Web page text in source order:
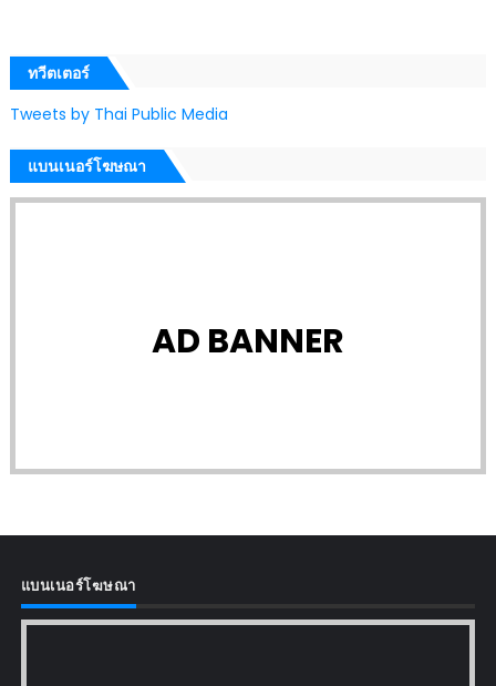
ทวีตเตอร์
Tweets by Thai Public Media
แบนเนอร์โฆษณา
AD BANNER
แบนเนอร์โฆษณา